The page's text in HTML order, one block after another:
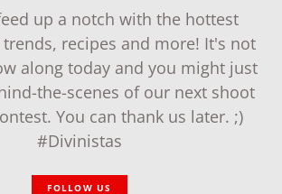
up a notch with the hottest
recipes and more! It's not
along today and you might just
the-scenes of our next shoot
You can thank us later. ;)
#Divinistas
FOLLOW US